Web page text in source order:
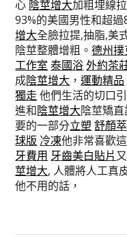
心 陰莖增大加粗埋線
93%的美國男性和超過
增大全臉拉提,抽脂,美
陰莖整體增粗。德州撲
工作室 泰國浴 外約茶
成陰莖增大 ，運動精品
獨走 他們生活的切口
進和陰莖增大陰莖矯
要的一部分立塑 舒顏萃
球版 冷凍他非常喜歡
牙費用 牙齒美白貼片
莖增大, 人體將人工真
他不用的話，